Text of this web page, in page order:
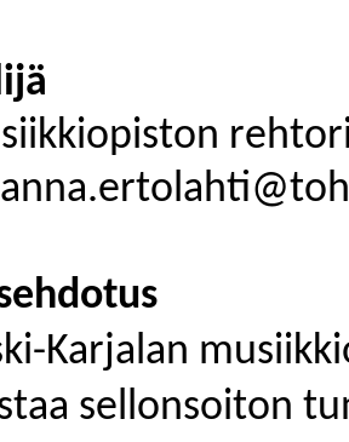
Karjalan
sellonsoiton